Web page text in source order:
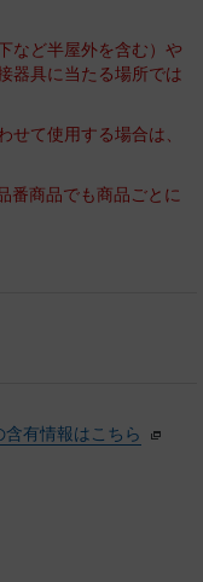
など半屋外を含む）や
器具に当たる場所では
て使用する場合は、
番商品でも商品ごとに
有情報はこちら